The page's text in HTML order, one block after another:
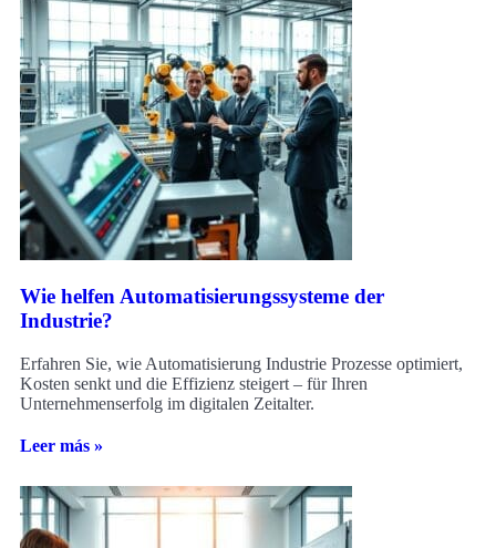
Wie helfen Automatisierungssysteme der
Industrie?
Erfahren Sie, wie Automatisierung Industrie Prozesse optimiert,
Kosten senkt und die Effizienz steigert – für Ihren
Unternehmenserfolg im digitalen Zeitalter.
Leer más »